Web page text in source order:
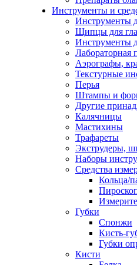
Инструменты и
Инструменты
Щипцы для
Инструменты
Лабораторная
Аэрографы,
Текстурные
Перья
Штампы и
Другие
Калячницы
Мастихины
Трафареты
Экструдеры,
Наборы
Средства
Кольца/
Губки
Спонжи
Кисть-
Губки
Кисти